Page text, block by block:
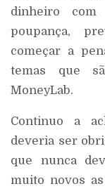
dinheiro com
poupança,
começar a
temas que
MoneyLab.
Continuo a
deveria ser
que nunca
muito novos